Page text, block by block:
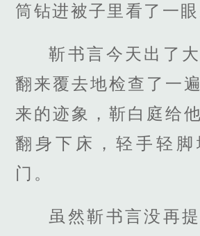
筒钻进被子里看了一眼
靳书言今天出了
翻来覆去地检查了一
来的迹象，靳白庭给
翻身下床，轻手轻脚
门。
虽然靳书言没再